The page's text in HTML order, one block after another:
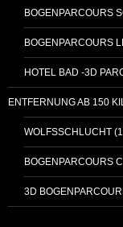
BOGENPARCOURS
BOGENPARCOURS
HOTEL BAD -3D
ENTFERNUNG AB 150
WOLFSSCHLUCHT
BOGENPARCOURS
3D